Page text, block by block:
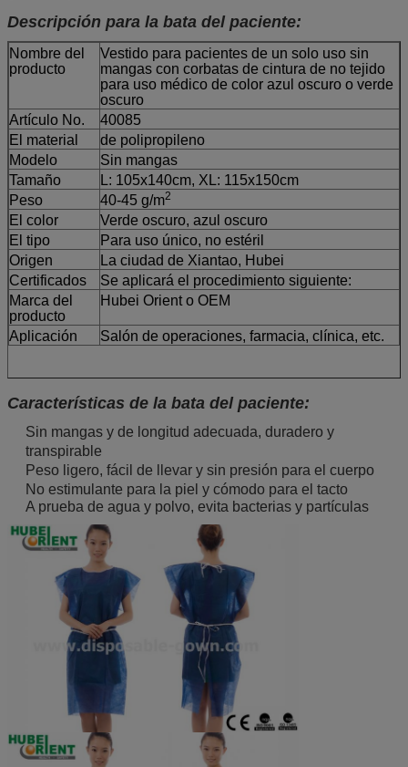
Descripción para la bata del paciente:
Nombre del
producto
Vestido para pacientes de un solo uso sin
mangas con corbatas de cintura de no tejido
para uso médico de color azul oscuro o verde
oscuro
Artículo No.
40085
El material
de polipropileno
Modelo
Sin mangas
Tamaño
L: 105x140cm, XL: 115x150cm
Peso
40-45 g/m2
El color
Verde oscuro, azul oscuro
El tipo
Para uso único, no estéril
Origen
La ciudad de Xiantao, Hubei
Certificados
Se aplicará el procedimiento siguiente:
Marca del
producto
Hubei Orient o OEM
Aplicación Salón de operaciones, farmacia, clínica, etc.
Características de la bata del paciente:
Sin mangas y de longitud adecuada, duradero y
transpirable
Peso ligero, fácil de llevar y sin presión para el cuerpo
No estimulante para la piel y cómodo para el tacto
A prueba de agua y polvo, evita bacterias y partículas